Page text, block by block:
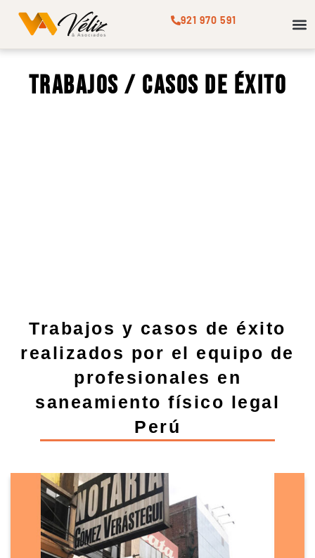
921 970 591
Trabajos / Casos de éxito
Trabajos y casos de éxito
realizados por el equipo de
profesionales en
saneamiento físico legal
Perú